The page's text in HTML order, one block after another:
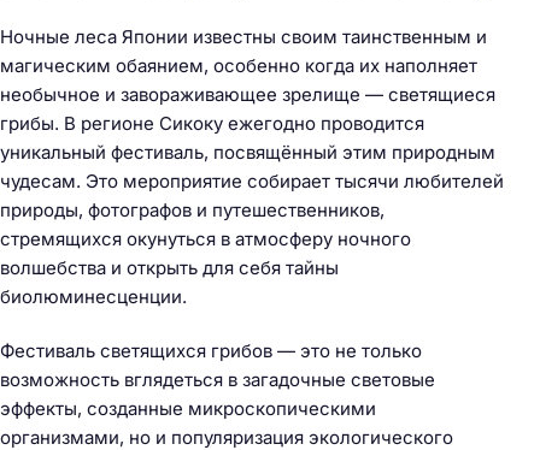
Ночные леса Японии известны своим таинственным и
магическим обаянием, особенно когда их наполняет
необычное и завораживающее зрелище — светящиеся
грибы. В регионе Сикоку ежегодно проводится
уникальный фестиваль, посвящённый этим природным
чудесам. Это мероприятие собирает тысячи любителей
природы, фотографов и путешественников,
стремящихся окунуться в атмосферу ночного
волшебства и открыть для себя тайны
биолюминесценции.
Фестиваль светящихся грибов — это не только
возможность вглядеться в загадочные световые
эффекты, созданные микроскопическими
организмами, но и популяризация экологического